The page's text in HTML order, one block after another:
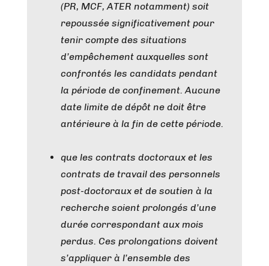
(PR, MCF, ATER notamment) soit
repoussée significativement pour
tenir compte des situations
d’empêchement auxquelles sont
confrontés les candidats pendant
la période de confinement. Aucune
date limite de dépôt ne doit être
antérieure à la fin de cette période.
que les contrats doctoraux et les
contrats de travail des personnels
post-doctoraux et de soutien à la
recherche soient prolongés d’une
durée correspondant aux mois
perdus. Ces prolongations doivent
s’appliquer à l’ensemble des